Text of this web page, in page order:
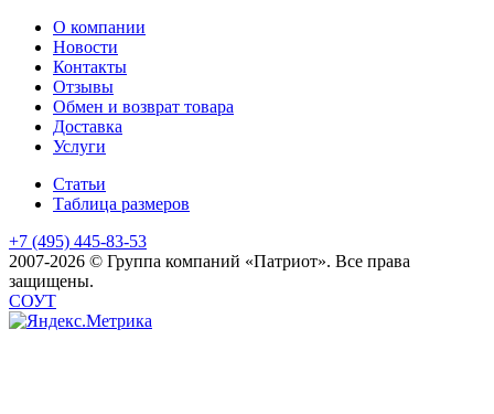
О компании
Новости
Контакты
Отзывы
Обмен и возврат товара
Доставка
Услуги
Статьи
Таблица размеров
+7 (495) 445-83-53
2007-2026 © Группа компаний «Патриот». Все права
защищены.
СОУТ